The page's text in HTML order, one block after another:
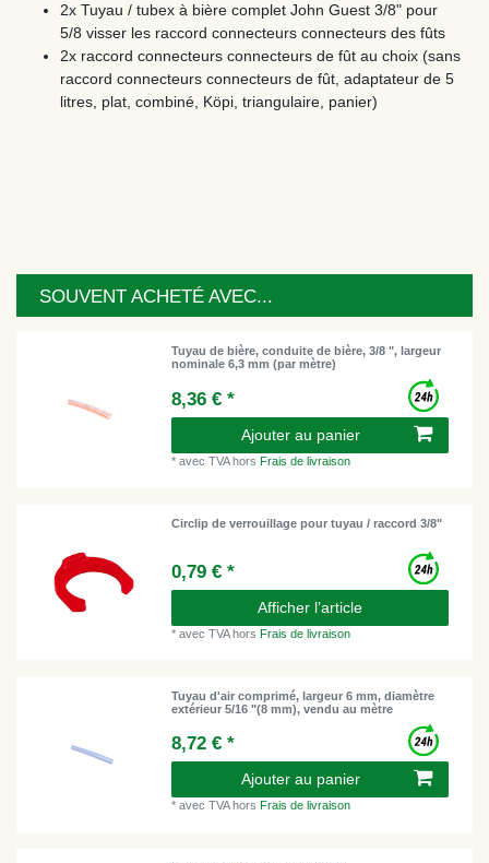
2x Tuyau / tubex à bière complet John Guest 3/8" pour
5/8 visser les raccord connecteurs connecteurs des fûts
2x raccord connecteurs connecteurs de fût au choix (sans
raccord connecteurs connecteurs de fût, adaptateur de 5
litres, plat, combiné, Köpi, triangulaire, panier)
SOUVENT ACHETÉ AVEC...
Tuyau de bière, conduite de bière, 3/8 ", largeur
nominale 6,3 mm (par mètre)
8,36 € *
Ajouter au panier
*avec TVAhorsFrais de livraison
Circlip de verrouillage pour tuyau / raccord 3/8"
0,79 € *
Afficher l’article
*avec TVAhorsFrais de livraison
Tuyau d'air comprimé, largeur 6 mm, diamètre
extérieur 5/16 "(8 mm), vendu au mètre
8,72 € *
Ajouter au panier
*avec TVAhors Frais de livraison